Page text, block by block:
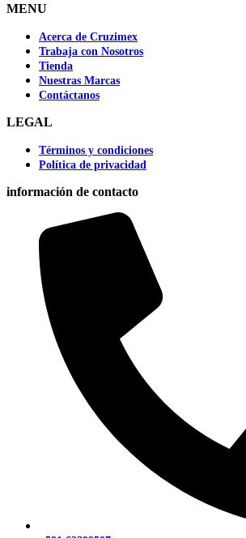
MENU
Acerca de Cruzimex
Trabaja con Nosotros
Tienda
Nuestras Marcas
Contáctanos
LEGAL
Términos y condiciones
Política de privacidad
información de contacto